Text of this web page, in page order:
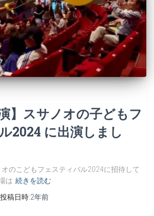
】スサノオの子どもフ
2024 に出演しまし
のこどもフェスティバル2024に招待して
は 続きを読む
投稿日時:2年前